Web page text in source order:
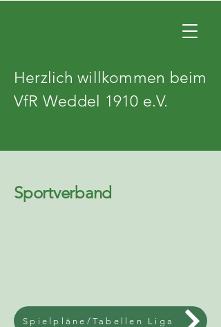
Herzlich willkommen beim
VfR Weddel 1910 e.V.
Sportverband
Spielpläne/Tabellen Liga